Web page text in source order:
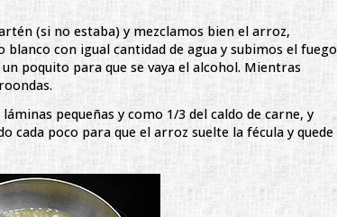
(si no estaba) y mezclamos bien el arroz,
con igual cantidad de agua y subimos el fuego
poquito para que se vaya el alcohol. Mientras
pequeñas y como 1/3 del caldo de carne, y
cada poco para que el arroz suelte la fécula y quede